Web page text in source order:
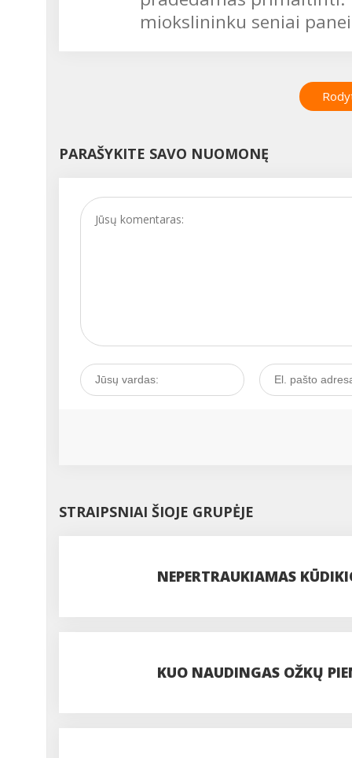
miokslininku seniai
PARAŠYKITE SAVO NUOMONĘ
STRAIPSNIAI ŠIOJE GRUPĖJE
NEPERTRAUKIAMAS
KUO NAUDINGAS OŽKŲ